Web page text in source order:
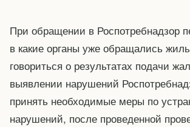
При обращении в Роспотребнадзор
в какие органы уже обращались
говориться о результатах подачи
выявлении нарушений
принять необходимые меры по
нарушений, после проведенной